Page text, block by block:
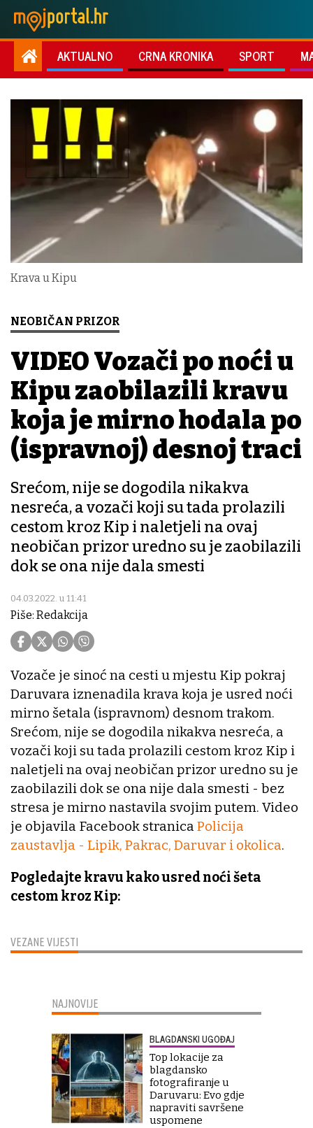
AKTUALNO CRNA KRONIKA SPORT
Krava u Kipu
NEOBIČAN PRIZOR
VIDEO Vozači po noći u
Kipu zaobilazili kravu
koja je mirno hodala po
(ispravnoj) desnoj traci
Srećom, nije se dogodila nikakva
nesreća, a vozači koji su tada prolazili
cestom kroz Kip i naletjeli na ovaj
neobičan prizor uredno su je zaobilazili
dok se ona nije dala smesti
04.03.2022. u 11:41
Piše: Redakcija
VEZANE VIJESTI
Vozače je sinoć na cesti u mjestu Kip pokraj
Daruvara iznenadila krava koja je usred noći
mirno šetala (ispravnom) desnom trakom.
Srećom, nije se dogodila nikakva nesreća, a
vozači koji su tada prolazili cestom kroz Kip i
naletjeli na ovaj neobičan prizor uredno su je
zaobilazili dok se ona nije dala smesti - bez
stresa je mirno nastavila svojim putem. Video
je objavila Facebook stranica Policija
zaustavlja - Lipik, Pakrac, Daruvar i okolica.
Pogledajte kravu kako usred noći šeta
cestom kroz Kip:
NAJNOVIJE
BLAGDANSKI UGOĐAJ
Top lokacije za
blagdansko
fotografiranje u
Daruvaru: Evo gdje
napraviti savršene
uspomene